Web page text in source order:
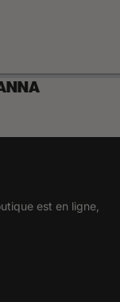
est en ligne,